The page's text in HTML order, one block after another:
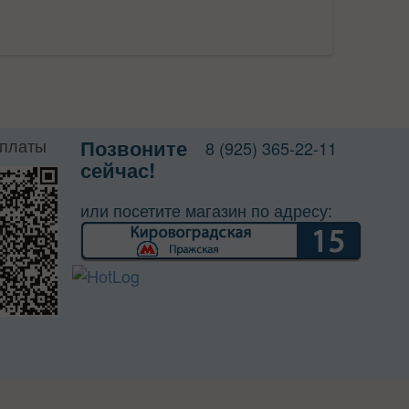
Позвоните
сейчас!
8 (925) 365-22-11
или посетите магазин по адресу: